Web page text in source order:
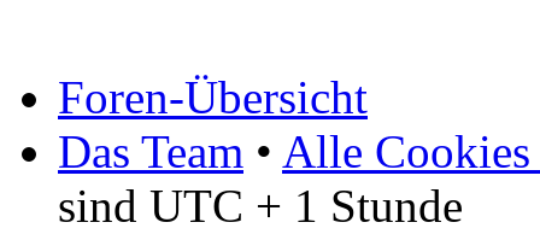
Foren-Übersicht
Das Team • Alle Cookies
sind UTC + 1 Stunde